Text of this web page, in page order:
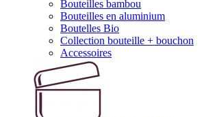
Bouteilles bambou
Bouteilles en aluminium
Boutelles Bio
Collection bouteille + bouchon
Accessoires